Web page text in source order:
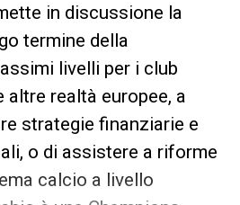
in discussione la
termine della
livelli per i club
altre realtà europee, a
strategie finanziarie e
o di assistere a riforme
calcio a livello